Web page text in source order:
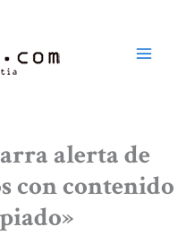
alerta de
con contenido